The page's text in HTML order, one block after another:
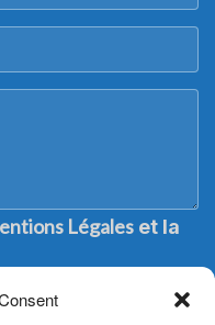
Légales et la